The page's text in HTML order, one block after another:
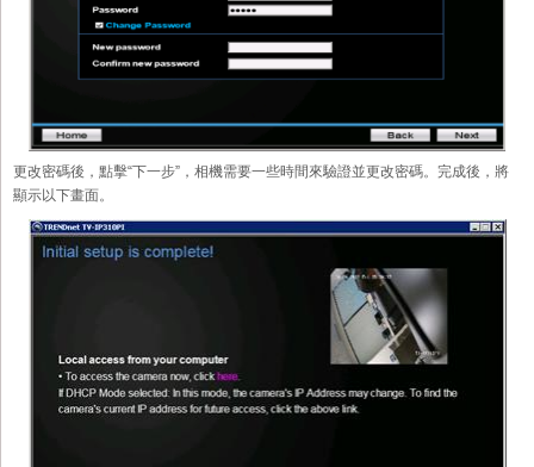
更改密碼後，點擊“下一步”，相機需要一些時間來驗證並更改密碼。完成後，將
顯示以下畫面。